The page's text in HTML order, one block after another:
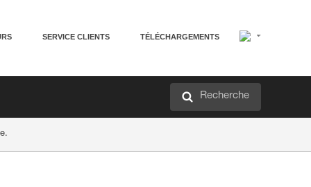
SERVICE CLIENTS TÉLÉCHARGEMENTS
Recherche